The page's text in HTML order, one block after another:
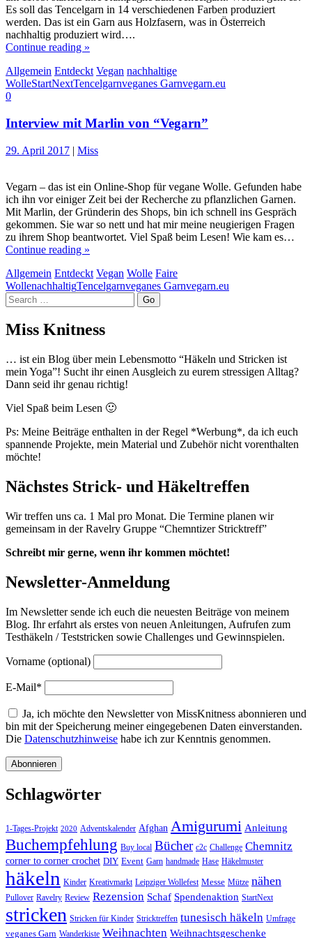
Es soll das Tencelgarn in 14 verschiedenen Farben produziert
werden. Das ist ein Garn aus Holzfasern, was in Österreich
nachhaltig produziert wird….
Continue reading »
Allgemein Entdeckt Vegan nachhaltige
WolleStartNextTencelgarnveganes Garnvegarn.eu
0
Interview mit Marlin von “Vegarn”
29. April 2017 | Miss
Vegarn – das ist ein Online-Shop für vegane Wolle. Gefunden habe
ich ihn vor einiger Zeit bei der Recherche zu pflanzlichen Garnen.
Mit Marlin, der Gründerin des Shops, bin ich schnell ins Gespräch
gekommen. Sie war so nett und hat mir meine neugierigen Fragen
zu ihrem Shop beantwortet. Viel Spaß beim Lesen! Wie kam es…
Continue reading »
Allgemein Entdeckt Vegan Wolle Faire
WollenachhaltigTencelgarnveganes Garnvegarn.eu
Search
Miss Knitness
… ist ein Blog über mein Lebensmotto “Häkeln und Stricken ist
mein Yoga”! Sucht ihr einen Ausgleich zu eurem stressigen Alltag?
Dann seid ihr genau richtig!
Viel Spaß beim Lesen 🙂
Ps: Meine Beiträge enthalten in der Regel *Werbung*, da ich euch
spannende Projekte, mein Material und Zubehör nicht vorenthalten
möchte!
Nächstes Strick- und Häkeltreffen
Wir treffen uns ca. 1 Mal pro Monat. Die Termine planen wir
gemeinsam in der Ravelry Gruppe “Chemntizer Stricktreff”
Schreibt mir gerne, wenn ihr kommen möchtet!
Newsletter-Anmeldung
Im Newsletter sende ich euch die neuesten Beiträge von meinem
Blog. Ihr erfahrt als erstes von neuen Anleitungen, Aufrufen zum
Testhäkeln / Teststricken sowie Challenges und Gewinnspielen.
Vorname (optional)
E-Mail*
Ja, ich möchte den Newsletter von MissKnitness abonnieren und
bin mit der Speicherung meiner eingegebenen Daten einverstanden.
Die Datenschutzhinweise habe ich zur Kenntnis genommen.
Schlagwörter
1-Tages-Projekt 2020 Adventskalender Afghan Amigurumi Anleitung
Buchempfehlung Buy local Bücher c2c Challenge Chemnitz
corner to corner crochet DIY Event Garn handmade Hase Häkelmuster
häkeln Kinder Kreativmarkt Leipziger Wollefest Messe Mütze nähen
Pullover Ravelry Review Rezension Schaf Spendenaktion StartNext
stricken Stricken für Kinder Stricktreffen tunesisch häkeln Umfrage
veganes Garn Wanderkiste Weihnachten Weihnachtsgeschenke